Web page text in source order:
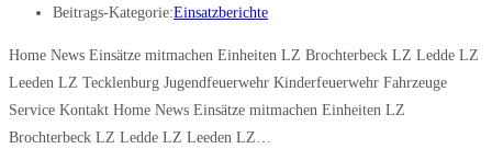
Beitrags-Kategorie:Einsatzberichte
Home News Einsätze mitmachen Einheiten LZ Brochterbeck LZ Ledde LZ
Leeden LZ Tecklenburg Jugendfeuerwehr Kinderfeuerwehr Fahrzeuge
Service Kontakt Home News Einsätze mitmachen Einheiten LZ
Brochterbeck LZ Ledde LZ Leeden LZ…